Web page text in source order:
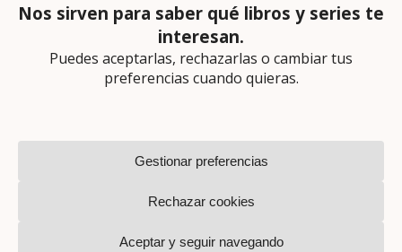
En calidad de afiliado de Amazon obtengo
ingresos por las compras adscritas que